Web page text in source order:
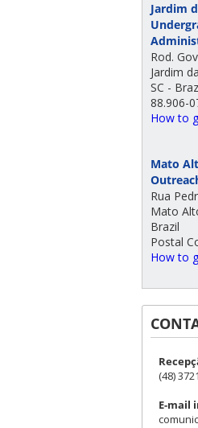
Jardim
Rod.
Jardim
SC -
88.906-
How to
Mato
Rua
Mato
Brazil
Postal
How to
(48)
E-mail